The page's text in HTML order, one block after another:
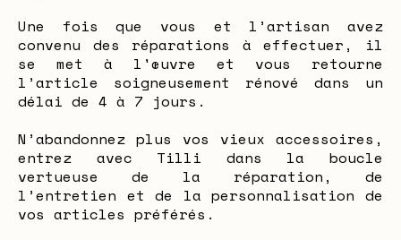
Une fois que vous et l’artisan avez
convenu des réparations à effectuer, il
se met à l'œuvre et vous retourne
l’article soigneusement rénové dans un
délai de 4 à 7 jours.
N’abandonnez plus vos vieux accessoires,
entrez avec Tilli dans la boucle
vertueuse de la réparation, de
l’entretien et de la personnalisation de
vos articles préférés.